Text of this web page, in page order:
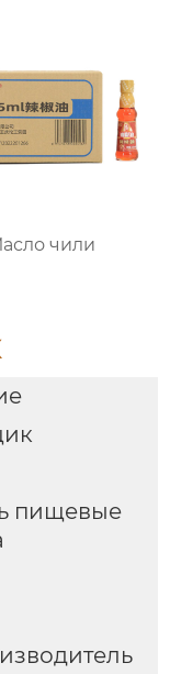
чили
пищевые